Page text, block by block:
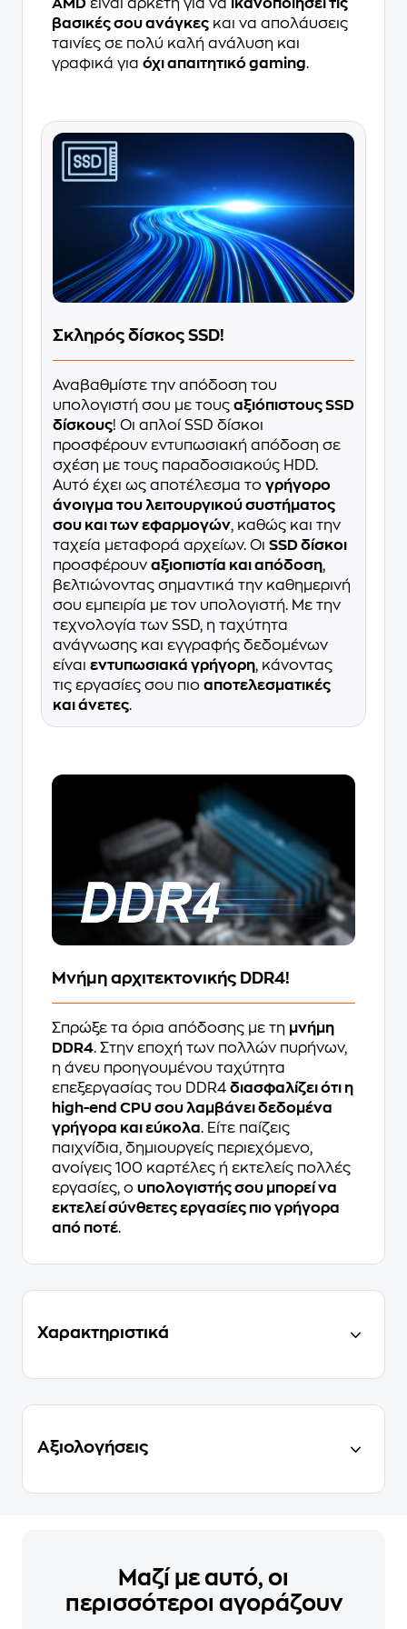
AMD είναι αρκετή για να
ικανοποιήσει τις
βασικές σου ανάγκες και να απολάυσεις
ταινίες σε πολύ καλή ανάλυση και
γραφικά για όχι απαιτητικό gaming.
Σκληρός δίσκος SSD!
Αναβαθμίστε την απόδοση του
υπολογιστή σου με τους αξιόπιστους SSD
δίσκους! Οι απλοί SSD δίσκοι
προσφέρουν εντυπωσιακή απόδοση σε
σχέση με τους παραδοσιακούς HDD.
Αυτό έχει ως αποτέλεσμα το γρήγορο
άνοιγμα του λειτουργικού συστήματος
σου και των εφαρμογών, καθώς και την
ταχεία μεταφορά αρχείων. Οι SSD δίσκοι
προσφέρουν αξιοπιστία και απόδοση,
βελτιώνοντας σημαντικά την καθημερινή
σου εμπειρία με τον υπολογιστή. Με την
τεχνολογία των SSD, η ταχύτητα
ανάγνωσης και εγγραφής δεδομένων
είναι εντυπωσιακά γρήγορη, κάνοντας
τις εργασίες σου πιο αποτελεσματικές
και άνετες.
Μνήμη αρχιτεκτονικής DDR4!
Σπρώξε τα όρια απόδοσης με τη μνήμη
DDR4. Στην εποχή των πολλών πυρήνων,
η άνευ προηγουμένου ταχύτητα
επεξεργασίας του DDR4διασφαλίζει ότι η
high-end CPU σου λαμβάνει δεδομένα
γρήγορα και εύκολα. Είτε παίζεις
παιχνίδια, δημιουργείς περιεχόμενο,
ανοίγεις 100 καρτέλες ή εκτελείς πολλές
εργασίες, ο υπολογιστής σου μπορεί να
εκτελεί σύνθετες εργασίες πιο γρήγορα
από ποτέ.
Χαρακτηριστικά
Αξιολογήσεις
Μαζί με αυτό, οι
περισσότεροι αγοράζουν